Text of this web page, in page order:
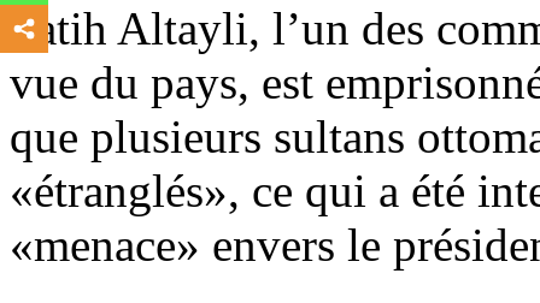
Fatih Altayli, l’un des
vue du pays, est
que plusieurs sultans
«étranglés», ce qui a été
«menace» envers le